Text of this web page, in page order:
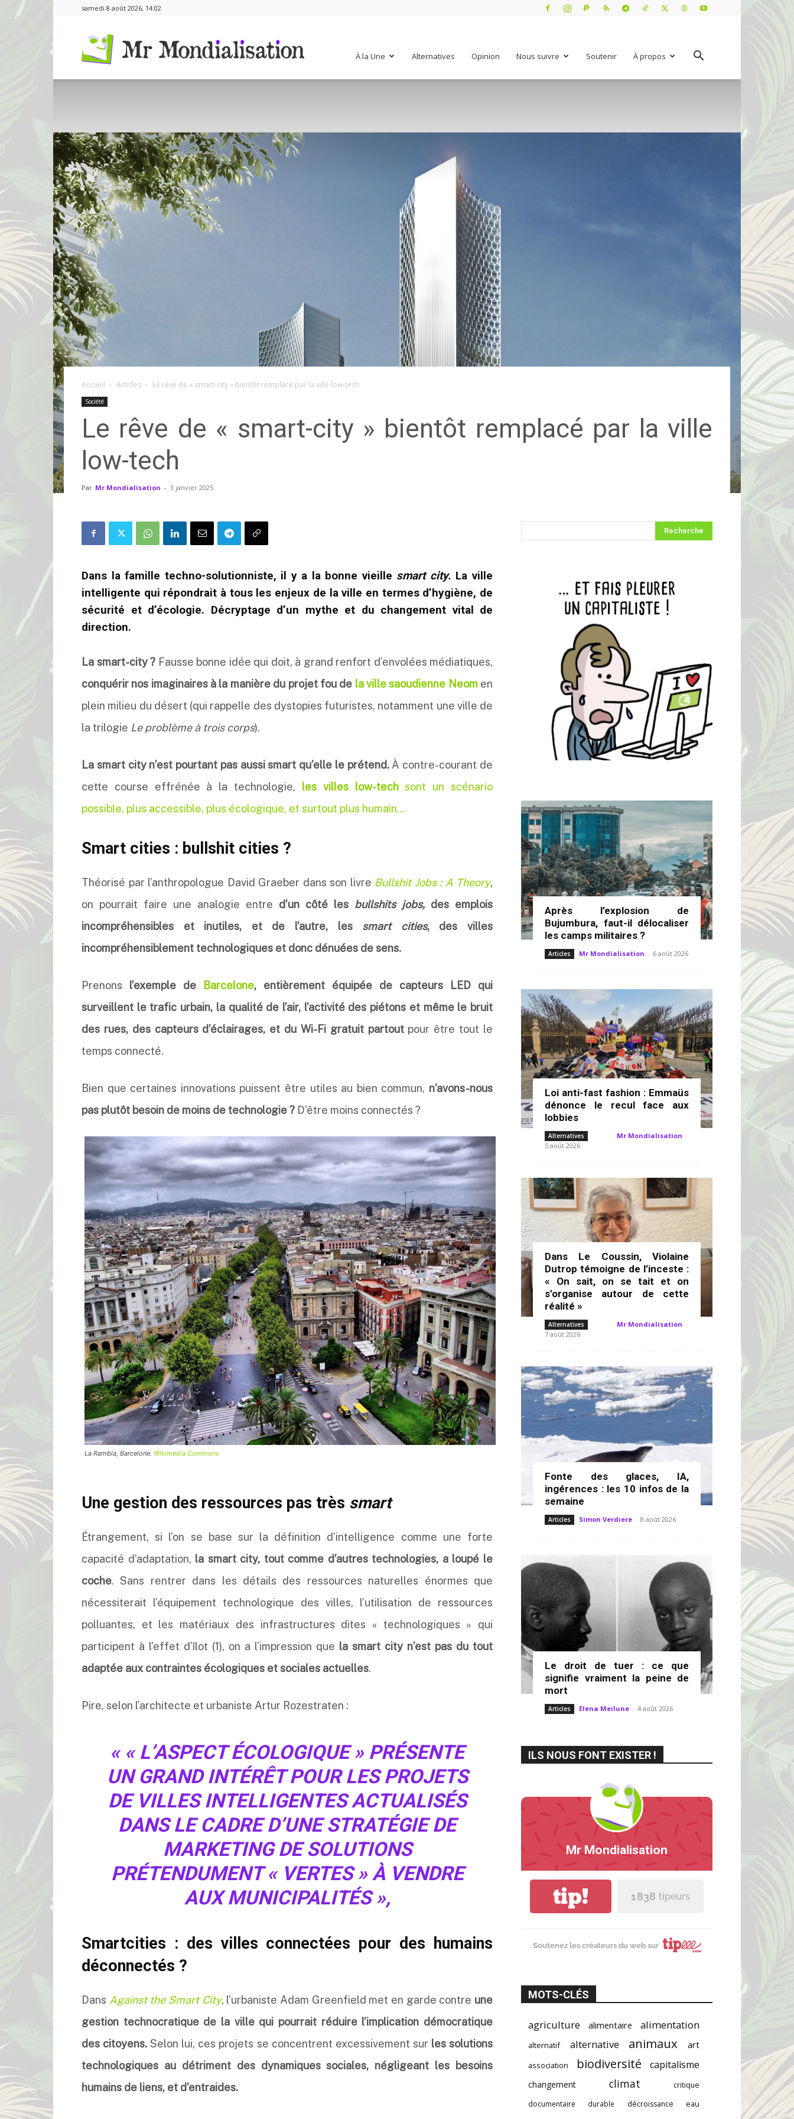
samedi 8 août 2026, 14:02
À la Une Alternatives Opinion Nous suivre Soutenir À propos
Accueil Articles Le rêve de « smart-city » bientôt remplacé par la ville low-tech
Société
Le rêve de « smart-city » bientôt remplacé par la ville
low-tech
Par Mr Mondialisation - 3 janvier 2025
Dans la famille techno-solutionniste, il y a la bonne vieille smart city. La ville
intelligente qui répondrait à tous les enjeux de la ville en termes d’hygiène, de
sécurité et d’écologie. Décryptage d’un mythe et du changement vital de
direction.
La smart-city ? Fausse bonne idée qui doit, à grand renfort d’envolées médiatiques,
conquérir nos imaginaires à la manière du projet fou de la ville saoudienne Neomen
plein milieu du désert (qui rappelle des dystopies futuristes, notamment une ville de
la trilogie Le problème à trois corps).
La smart city n’est pourtant pas aussi smart qu’elle le prétend.À contre-courant de
cette course effrénée à la technologie, les villes low-techsont un scénario
possible, plus accessible, plus écologique, et surtout plus humain…
Smart cities : bullshit cities ?
Théorisé par l’anthropologue David Graeber dans son livre Bullshit Jobs : A Theory,
on pourrait faire une analogie entre d’un côté les bullshits jobs, des emplois
incompréhensibles et inutiles, et de l’autre, les smart cities, des villes
incompréhensiblement technologiques et donc dénuées de sens.
Prenons l’exemple de Barcelone, entièrement équipée de capteurs LED qui
surveillent le trafic urbain, la qualité de l’air, l’activité des piétons et même le bruit
des rues, des capteurs d’éclairages, et du Wi-Fi gratuit partoutpour être tout le
temps connecté.
Bien que certaines innovations puissent être utiles au bien commun, n’avons-nous
pas plutôt besoin de moins de technologie ? D’être moins connectés ?
La Rambla, Barcelone. Wikimedia Commons
Une gestion des ressources pas très smart
Étrangement, si l’on se base sur la définition d’intelligence comme une forte
capacité d’adaptation, la smart city, tout comme d’autres technologies, a loupé le
coche. Sans rentrer dans les détails des ressources naturelles énormes que
nécessiterait l’équipement technologique des villes, l’utilisation de ressources
polluantes, et les matériaux des infrastructures dites « technologiques » qui
participent à l’effet d’îlot (1), on a l’impression que la smart city n’est pas du tout
adaptée aux contraintes écologiques et sociales actuelles.
Pire, selon l’architecte et urbaniste Artur Rozestraten :
« « L’ASPECT ÉCOLOGIQUE »PRÉSENTE
UN GRAND INTÉRÊT POUR LES PROJETS
DE VILLES INTELLIGENTES ACTUALISÉS
DANS LE CADRE D’UNE STRATÉGIE DE
MARKETING DE SOLUTIONS
PRÉTENDUMENT « VERTES » À VENDRE
AUX MUNICIPALITÉS »,
Smartcities : des villes connectées pour des humains
déconnectés ?
Dans Against the Smart City, l’urbaniste Adam Greenfield met en garde contre une
gestion technocratique de la ville qui pourrait réduire l’implication démocratique
des citoyens. Selon lui, ces projets se concentrent excessivement sur les solutions
technologiques au détriment des dynamiques sociales, négligeant les besoins
humains de liens, et d’entraides.
Après l’explosion de
Bujumbura, faut-il délocaliser
les camps militaires ?
Articles Mr Mondialisation - 6 août 2026
Loi anti-fast fashion : Emmaüs
dénonce le recul face aux
lobbies
Alternatives Mr Mondialisation -
5 août 2026
Dans Le Coussin, Violaine
Dutrop témoigne de l’inceste :
« On sait, on se tait et on
s’organise autour de cette
réalité »
Alternatives Mr Mondialisation -
7 août 2026
Fonte des glaces, IA,
ingérences : les 10 infos de la
semaine
Articles Simon Verdiere - 8 août 2026
Le droit de tuer : ce que
signifie vraiment la peine de
mort
Articles Elena Meilune - 4 août 2026
ILS NOUS FONT EXISTER !
Mr Mondialisation
tip! 1 838 tipeurs
Soutenez les créateurs du web sur
MOTS-CLÉS
agriculture alimentaire alimentation
alternatif alternative animaux art
association biodiversité capitalisme
changement climat
critique
documentaire
durable décroissance eau